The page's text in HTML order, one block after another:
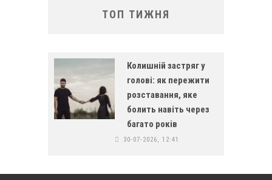
ТОП ТИЖНЯ
Колишній застряг у
голові: як пережити
розставання, яке
болить навіть через
багато років
30-07-2026, 12:41